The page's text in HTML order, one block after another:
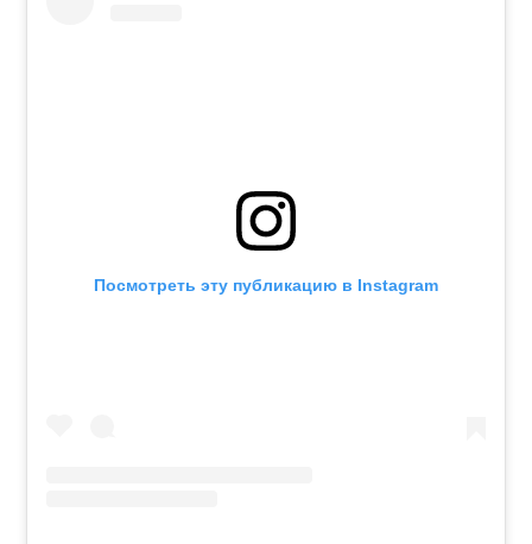
Посмотреть эту публикацию в Instagram